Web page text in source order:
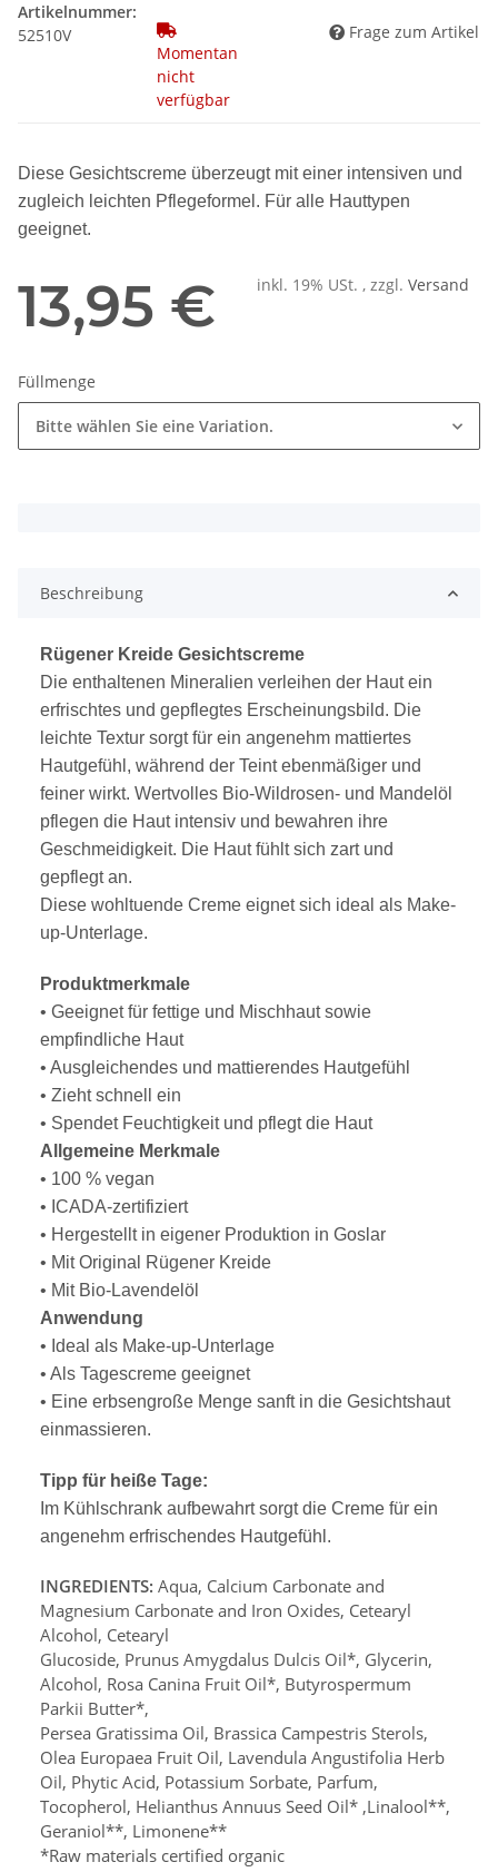
Artikelnummer:
52510V
Momentan
nicht
verfügbar
Frage zum Artikel
Diese Gesichtscreme überzeugt mit einer intensiven und
zugleich leichten Pflegeformel. Für alle Hauttypen
geeignet.
13,95 € inkl. 19% USt. , zzgl. Versand
Füllmenge
Bitte wählen Sie eine Variation.
Beschreibung
Rügener Kreide Gesichtscreme
Die enthaltenen Mineralien verleihen der Haut ein
erfrischtes und gepflegtes Erscheinungsbild. Die
leichte Textur sorgt für ein angenehm mattiertes
Hautgefühl, während der Teint ebenmäßiger und
feiner wirkt. Wertvolles Bio-Wildrosen- und Mandelöl
pflegen die Haut intensiv und bewahren ihre
Geschmeidigkeit. Die Haut fühlt sich zart und
gepflegt an.
Diese wohltuende Creme eignet sich ideal als Make-
up-Unterlage.
Produktmerkmale
• Geeignet für fettige und Mischhaut sowie
empfindliche Haut
• Ausgleichendes und mattierendes Hautgefühl
• Zieht schnell ein
• Spendet Feuchtigkeit und pflegt die Haut
Allgemeine Merkmale
• 100 % vegan
• ICADA-zertifiziert
• Hergestellt in eigener Produktion in Goslar
• Mit Original Rügener Kreide
• Mit Bio-Lavendelöl
Anwendung
• Ideal als Make-up-Unterlage
• Als Tagescreme geeignet
• Eine erbsengroße Menge sanft in die Gesichtshaut
einmassieren.
Tipp für heiße Tage:
Im Kühlschrank aufbewahrt sorgt die Creme für ein
angenehm erfrischendes Hautgefühl.
INGREDIENTS: Aqua, Calcium Carbonate and
Magnesium Carbonate and Iron Oxides, Cetearyl
Alcohol, Cetearyl
Glucoside, Prunus Amygdalus Dulcis Oil*, Glycerin,
Alcohol, Rosa Canina Fruit Oil*, Butyrospermum
Parkii Butter*,
Persea Gratissima Oil, Brassica Campestris Sterols,
Olea Europaea Fruit Oil, Lavendula Angustifolia Herb
Oil, Phytic Acid, Potassium Sorbate, Parfum,
Tocopherol, Helianthus Annuus Seed Oil* ,Linalool**,
Geraniol**, Limonene**
*Raw materials certified organic